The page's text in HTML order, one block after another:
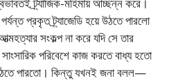
প্রকৃত ট্র্যাজেডি হয়ে উঠতে পারলো
সংকল্প না করে যদি সে তার
পরিবেশে কাজ করতে বাধ্য হতো
উঠতে পারতো। কিন্তু যখনই জনা বলল—